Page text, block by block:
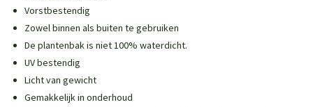
Vorstbestendig
Zowel binnen als buiten te gebruiken
De plantenbak is niet 100% waterdicht.
UV bestendig
Licht van gewicht
Gemakkelijk in onderhoud